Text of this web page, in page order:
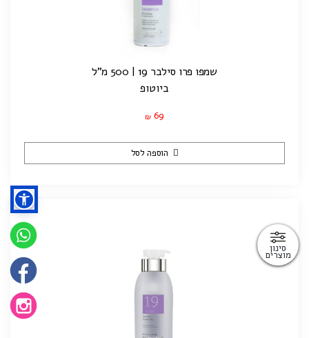
סינון
מוצרים
שמפו פרו סילבר 19 | 500 מ"ל
ביוטופ
₪ 69
הוספה לסל